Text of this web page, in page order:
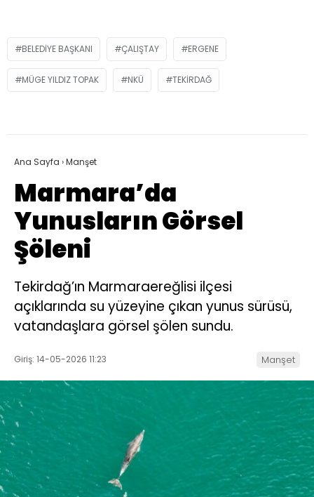
BELEDIYE BAŞKANI ÇALIŞTAY ERGENE
MÜGE YILDIZ TOPAK NKÜ TEKIRDAĞ
Ana Sayfa ›Manşet
Marmara’da
Yunusların Görsel
Şöleni
Tekirdağ’ın Marmaraereğlisi ilçesi
açıklarında su yüzeyine çıkan yunus sürüsü,
vatandaşlara görsel şölen sundu.
Giriş: 14-05-2026 11:23 Manşet